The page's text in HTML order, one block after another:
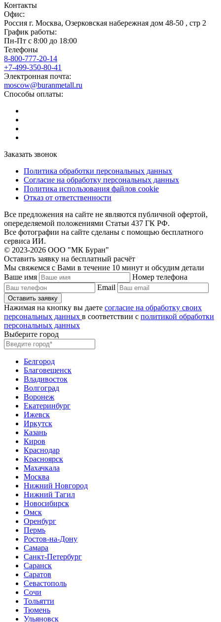
Контакты
Офис:
Россия г. Москва, Озерковская набережная дом 48-50 , стр 2
График работы:
Пн-Пт с 8:00 до 18:00
Телефоны
8-800-777-20-14
+7-499-350-80-41
Электронная почта:
moscow@buranmetall.ru
Способы оплаты:
Заказать звонок
Политика обработки персональных данных
Согласие на обработку персональных данных
Политика использования файлов cookie
Отказ от ответственности
Все предложения на сайте не являются публичной офертой,
опеределяемой положениями Статьи 437 ГК РФ.
Все фотографии на сайте сделаны с помощью бесплатного
сервиса ИИ.
© 2023-2026 ООО "МК Буран"
Оставить заявку на бесплатный расчёт
Мы свяжемся с Вами в течение 10 минут и обсудим детали
Ваше имя
Номер телефона
Email
Нажимая на кнопку вы даете согласие на обработку своих
персональных данных в соответствии с политикой обработки
персональных данных
Выберите город
Белгород
Благовещенск
Владивосток
Волгоград
Воронеж
Екатеринбург
Ижевск
Иркутск
Казань
Киров
Краснодар
Красноярск
Махачкала
Москва
Нижний Новгород
Нижний Тагил
Новосибирск
Омск
Оренбург
Пермь
Ростов-на-Дону
Самара
Санкт-Петербург
Саранск
Саратов
Севастополь
Сочи
Тольятти
Тюмень
Ульяновск